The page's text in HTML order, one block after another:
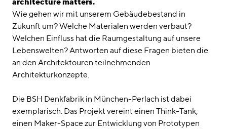
Wie gehen wir mit unserem Gebäudebestand in
Zukunft um? Welche Materialen werden verbaut?
Welchen Einfluss hat die Raumgestaltung auf unsere
Lebenswelten? Antworten auf diese Fragen bieten die
an den Architektouren teilnehmenden
Architekturkonzepte.
Die BSH Denkfabrik in München-Perlach ist dabei
exemplarisch. Das Projekt vereint einen Think-Tank,
einen Maker-Space zur Entwicklung von Prototypen